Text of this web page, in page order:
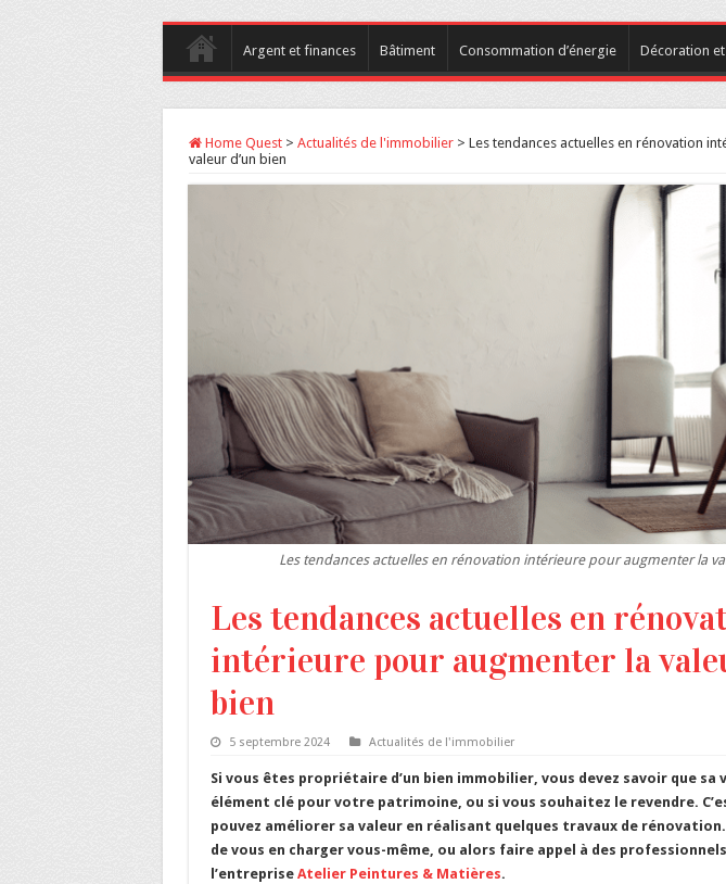
Argent et finances Bâtiment Consommation d’énergie Décoration
Home Quest > Actualités de l'immobilier > Les tendances actuelles en rénovation
valeur d’un bien
Les tendances actuelles en rénovation intérieure pour augmenter la
Les tendances actuelles en
intérieure pour augmenter la
bien
5 septembre 2024 Actualités de l'immobilier
Si vous êtes propriétaire d’un bien immobilier, vous devez savoir que sa
élément clé pour votre patrimoine, ou si vous souhaitez le revendre.
pouvez améliorer sa valeur en réalisant quelques travaux de
de vous en charger vous-même, ou alors faire appel à des
l’entreprise Atelier Peintures & Matières.